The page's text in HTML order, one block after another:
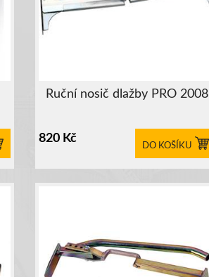
Ruční nosič dlažby PRO 2008
820 Kč
DO KOŠÍKU